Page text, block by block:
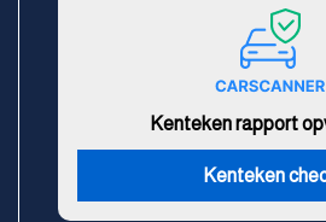
Kenteken rapport
Kenteken